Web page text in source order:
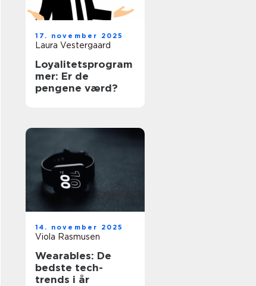
17. november 2025
Laura Vestergaard
Loyalitetsprogram
mer: Er de
pengene værd?
14. november 2025
Viola Rasmusen
Wearables: De
bedste tech-
trends i år